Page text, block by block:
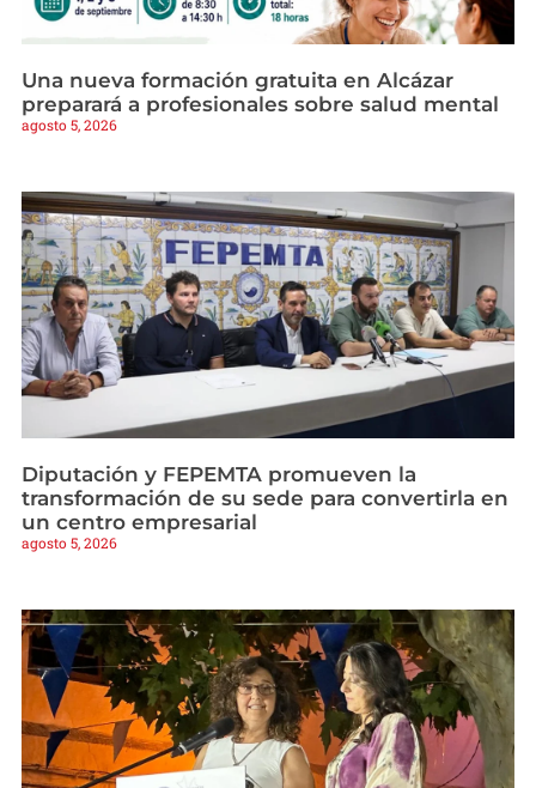
Una nueva formación gratuita en Alcázar
preparará a profesionales sobre salud mental
agosto 5, 2026
Diputación y FEPEMTA promueven la
transformación de su sede para convertirla en
un centro empresarial
agosto 5, 2026